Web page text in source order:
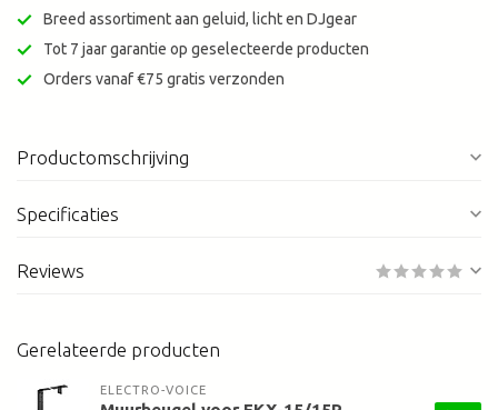
Breed assortiment aan geluid, licht en DJgear
Tot 7 jaar garantie op geselecteerde producten
Orders vanaf €75 gratis verzonden
Productomschrijving
Specificaties
Reviews
Gerelateerde producten
ELECTRO-VOICE